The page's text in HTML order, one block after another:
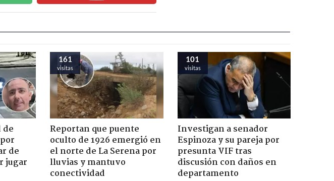
de
jugar
161
visitas
Reportan que puente
oculto de 1926 emergió en
el norte de La Serena por
lluvias y mantuvo
conectividad
101
visitas
Investigan a senador
Espinoza y su pareja por
presunta VIF tras
discusión con daños en
departamento